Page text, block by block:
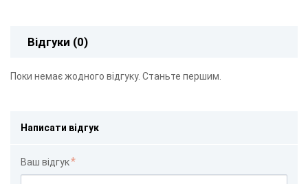
Відгуки (0)
Поки немає жодного відгуку. Станьте першим.
Написати відгук
Ваш відгук